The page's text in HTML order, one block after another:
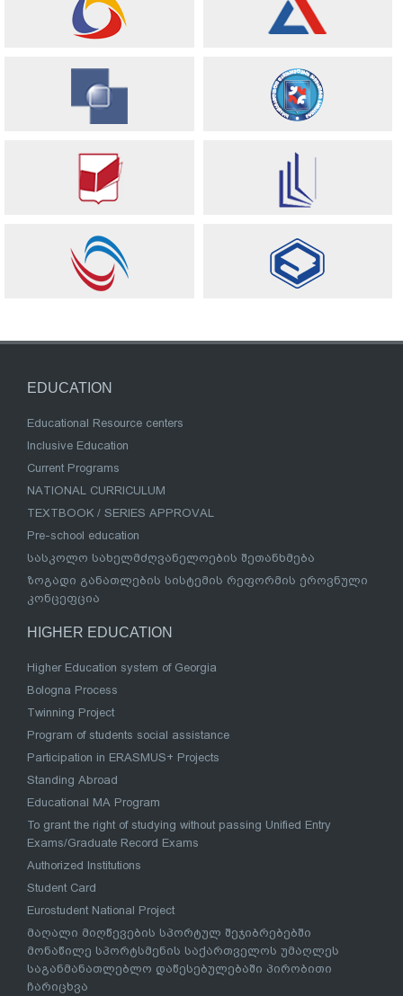
EDUCATION
Educational Resource centers
Inclusive Education
Current Programs
NATIONAL CURRICULUM
TEXTBOOK / SERIES APPROVAL
Pre-school education
სასკოლო სახელმძღვანელოების შეთანხმება
ზოგადი განათლების სისტემის რეფორმის ეროვნული
კონცეფცია
HIGHER EDUCATION
Higher Education system of Georgia
Bologna Process
Twinning Project
Program of students social assistance
Participation in ERASMUS+ Projects
Standing Abroad
Educational MA Program
To grant the right of studying without passing Unified Entry
Exams/Graduate Record Exams
Authorized Institutions
Student Card
Eurostudent National Project
მაღალი მიღწევების სპორტულ შეჯიბრებებში
მონაწილე სპორტსმენის საქართველოს უმაღლეს
საგანმანათლებლო დაწესებულებაში პირობითი
ჩარიცხვა